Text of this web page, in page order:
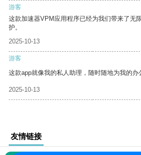
游客
这款加速器VPM应用程序已经为我们带来了无
护。
2025-10-13
游客
这款app就像我的私人助理，随时随地为我的办
2025-10-13
友情链接